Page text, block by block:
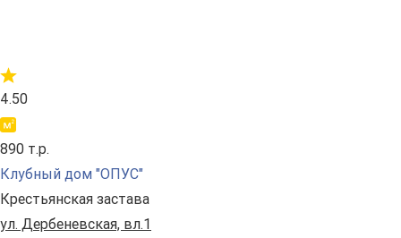
4.50
890 т.р.
Клубный дом "ОПУС"
Крестьянская застава
ул. Дербеневская, вл.1